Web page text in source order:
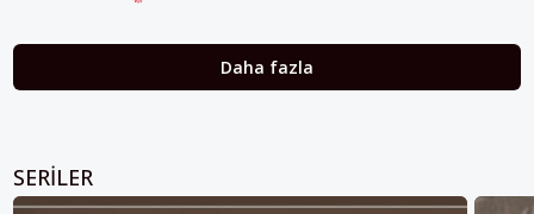
Daha fazla
SERILER